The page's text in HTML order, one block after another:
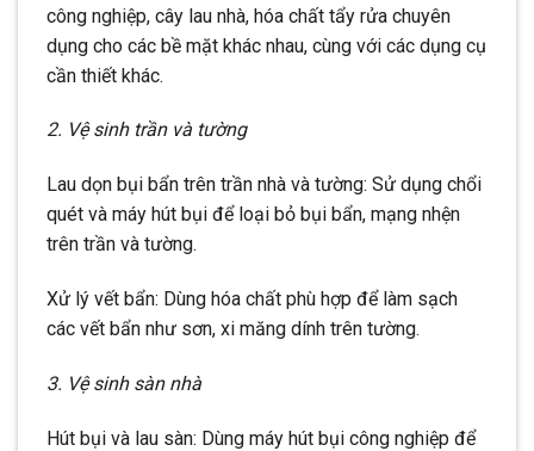
công nghiệp, cây lau nhà, hóa chất tẩy rửa chuyên
dụng cho các bề mặt khác nhau, cùng với các dụng cụ
cần thiết khác.
2. Vệ sinh trần và tường
Lau dọn bụi bẩn trên trần nhà và tường: Sử dụng chổi
quét và máy hút bụi để loại bỏ bụi bẩn, mạng nhện
trên trần và tường.
Xử lý vết bẩn: Dùng hóa chất phù hợp để làm sạch
các vết bẩn như sơn, xi măng dính trên tường.
3. Vệ sinh sàn nhà
Hút bụi và lau sàn: Dùng máy hút bụi công nghiệp để